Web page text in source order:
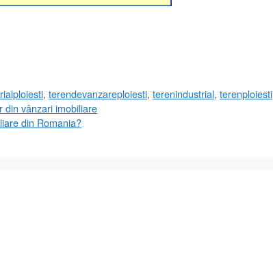
,terendevanzareploiesti,terenindustrial,terenploiesti
din vânzari imobiliare
din Romania?